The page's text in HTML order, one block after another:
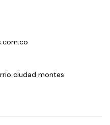
ciudad montes